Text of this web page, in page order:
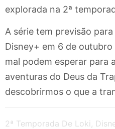
explorada na 2ª
A série tem previsão
Disney+ em 6 de
mal podem esperar para
aventuras do Deus da
descobrirmos o que a
2ª Temporada De Loki